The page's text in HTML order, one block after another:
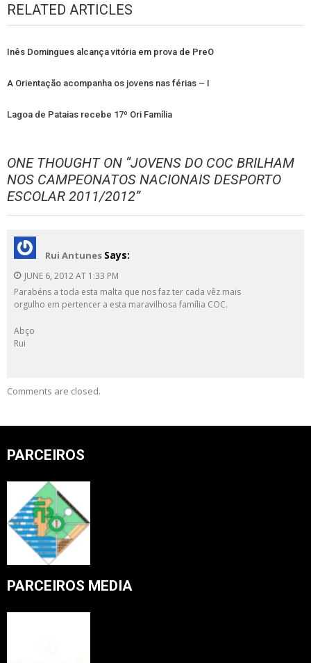
RELATED ARTICLES
Inês Domingues alcança vitória em prova de PreO
A Orientação acompanha os jovens nas férias – I
Lagoa de Pataias recebe 17º Ori Família
ONE THOUGHT ON “JOVENS DO COC BRILHAM
NOS CAMPEONATOS NACIONAIS DESPORTO
ESCOLAR 2011/2012”
Rui Antunes Says:
JUNE 6, 2012 AT 1:33 PM
Parabéns a toda esta malta que nos faz ter cada vêz mais
orgulho em pertencer a esta maravilhosa família COC.
Abço
Rui
Comments are closed.
PARCEIROS
PARCEIROS MEDIA